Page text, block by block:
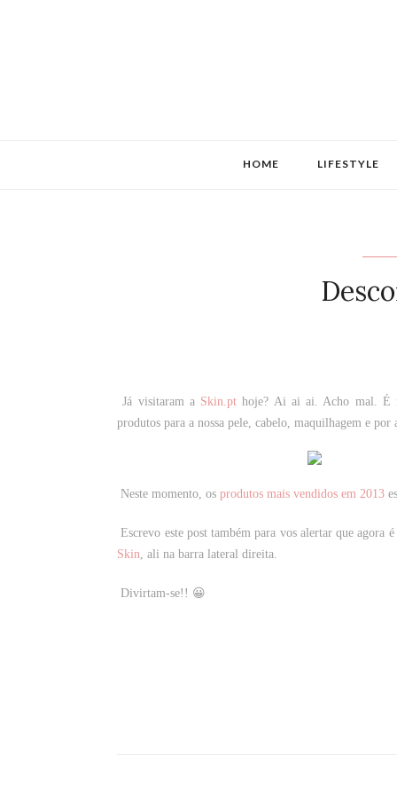
HOME LIFESTYLE
Já visitaram a Skin.pt hoje? Ai ai ai. Acho mal.
produtos para a nossa pele, cabelo, maquilhagem e por
Neste momento, os produtos mais vendidos em 2013
Escrevo este post também para vos alertar que agora
Skin, ali na barra lateral direita.
Divirtam-se!! 😀